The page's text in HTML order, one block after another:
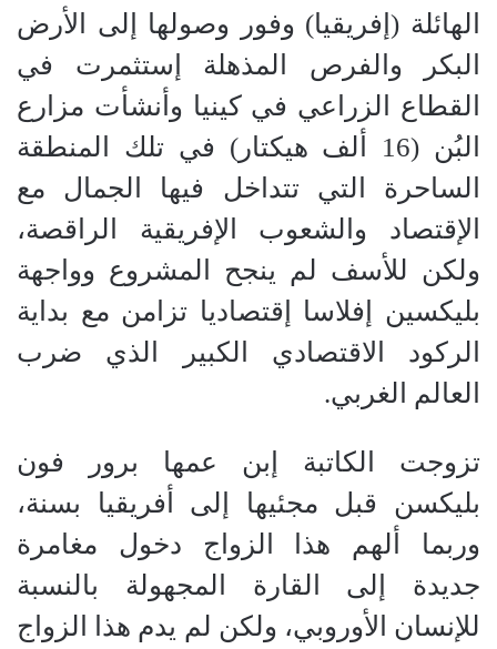
الهائلة (إفريقيا) وفور وصولها إلى الأرض
البكر والفرص المذهلة إستثمرت في
القطاع الزراعي في كينيا وأنشأت مزارع
البُن (16 ألف هيكتار) في تلك المنطقة
الساحرة التي تتداخل فيها الجمال مع
الإقتصاد والشعوب الإفريقية الراقصة،
ولكن للأسف لم ينجح المشروع وواجهة
بليكسين إفلاسا إقتصاديا تزامن مع بداية
الركود الاقتصادي الكبير الذي ضرب
العالم الغربي.
تزوجت الكاتبة إبن عمها برور فون
بليكسن قبل مجئيها إلى أفريقيا بسنة،
وربما ألهم هذا الزواج دخول مغامرة
جديدة إلى القارة المجهولة بالنسبة
للإنسان الأوروبي، ولكن لم يدم هذا الزواج